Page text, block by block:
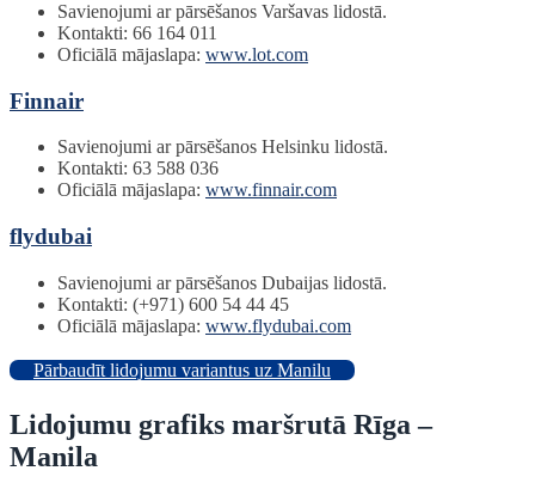
Savienojumi ar pārsēšanos Varšavas lidostā.
Kontakti: 66 164 011
Oficiālā mājaslapa: www.lot.com
Finnair
Savienojumi ar pārsēšanos Helsinku lidostā.
Kontakti: 63 588 036
Oficiālā mājaslapa: www.finnair.com
flydubai
Savienojumi ar pārsēšanos Dubaijas lidostā.
Kontakti: (+971) 600 54 44 45
Oficiālā mājaslapa: www.flydubai.com
Pārbaudīt lidojumu variantus uz Manilu
Lidojumu grafiks maršrutā Rīga –
Manila